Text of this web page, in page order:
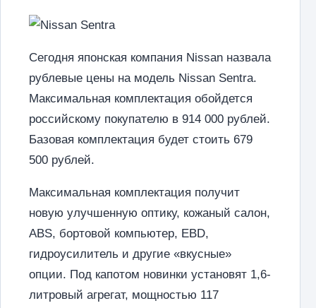
Сегодня японская компания Nissan назвала
рублевые цены на модель Nissan Sentra.
Максимальная комплектация обойдется
российскому покупателю в 914 000 рублей.
Базовая комплектация будет стоить 679
500 рублей.
Максимальная комплектация получит
новую улучшенную оптику, кожаный салон,
ABS, бортовой компьютер, EBD,
гидроусилитель и другие «вкусные»
опции. Под капотом новинки установят 1,6-
литровый агрегат, мощностью 117